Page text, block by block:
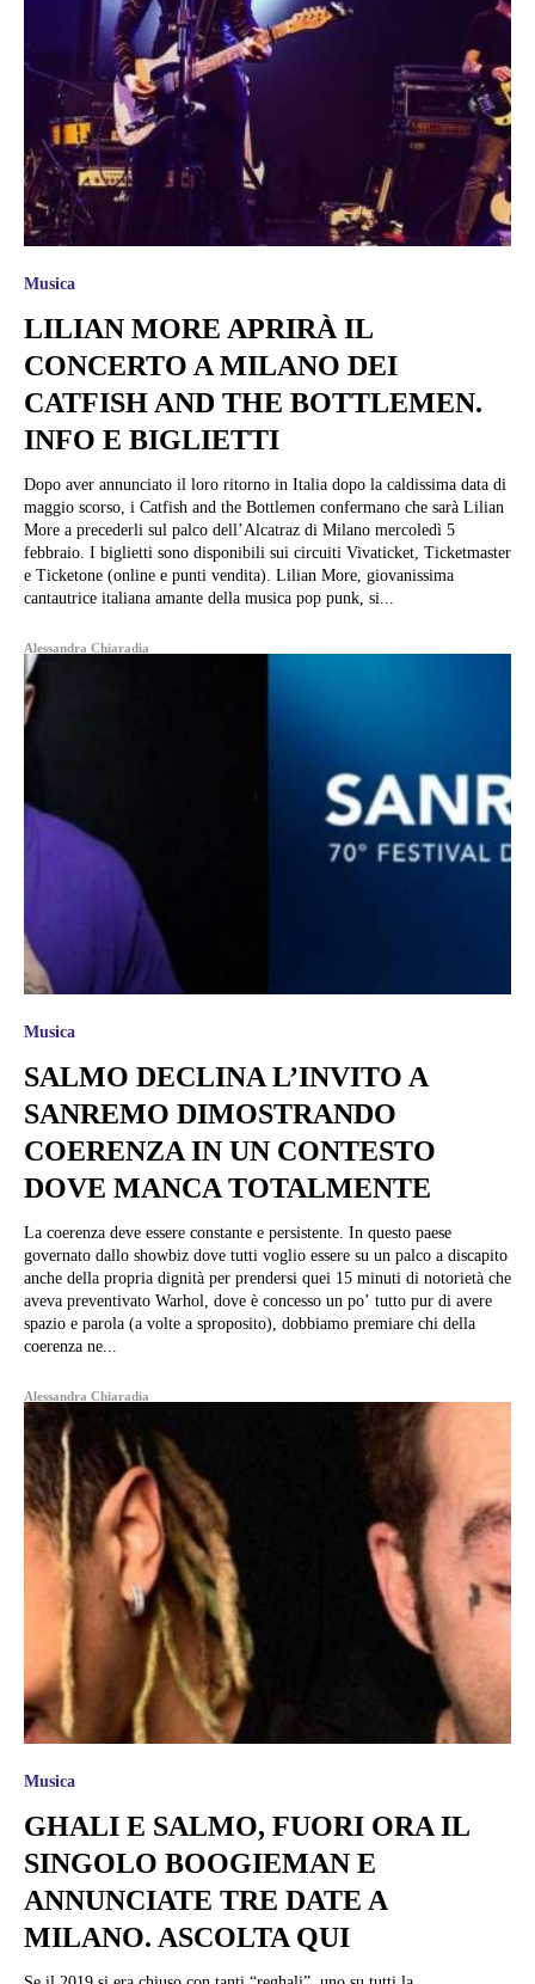
Musica
LILIAN MORE APRIRÀ IL
CONCERTO A MILANO DEI
CATFISH AND THE BOTTLEMEN.
INFO E BIGLIETTI
Dopo aver annunciato il loro ritorno in Italia dopo la caldissima data di
maggio scorso, i Catfish and the Bottlemen confermano che sarà Lilian
More a precederli sul palco dell’Alcatraz di Milano mercoledì 5
febbraio. I biglietti sono disponibili sui circuiti Vivaticket, Ticketmaster
e Ticketone (online e punti vendita). Lilian More, giovanissima
cantautrice italiana amante della musica pop punk, si...
Alessandra Chiaradia
Musica
SALMO DECLINA L’INVITO A
SANREMO DIMOSTRANDO
COERENZA IN UN CONTESTO
DOVE MANCA TOTALMENTE
La coerenza deve essere constante e persistente. In questo paese
governato dallo showbiz dove tutti voglio essere su un palco a discapito
anche della propria dignità per prendersi quei 15 minuti di notorietà che
aveva preventivato Warhol, dove è concesso un po’ tutto pur di avere
spazio e parola (a volte a sproposito), dobbiamo premiare chi della
coerenza ne...
Alessandra Chiaradia
Musica
GHALI E SALMO, FUORI ORA IL
SINGOLO BOOGIEMAN E
ANNUNCIATE TRE DATE A
MILANO. ASCOLTA QUI